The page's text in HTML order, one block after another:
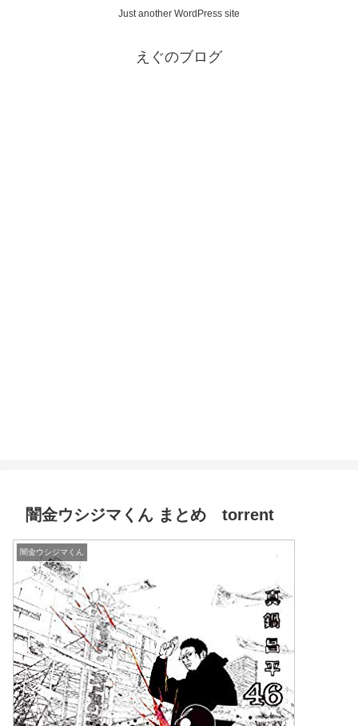
Just another WordPress site
えぐのブログ
闇金ウシジマくん まとめ torrent
闇金ウシジマくん